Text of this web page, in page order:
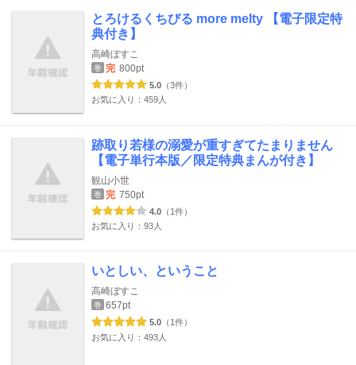
とろけるくちびる more melty 【電子限定特
典付き】
高崎ぼすこ
巻 完 800pt
5.0 （3件）
お気に入り：459人
跡取り若様の溺愛が重すぎてたまりません
【電子単行本版／限定特典まんが付き】
観山小世
巻 完 750pt
4.0 （1件）
お気に入り：93人
いとしい、ということ
高崎ぼすこ
巻 657pt
5.0 （1件）
お気に入り：493人